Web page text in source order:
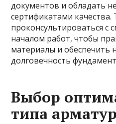
документов и обладать
сертификатами
проконсультироваться с
началом работ, чтобы
материалы и обеспечить
долговечность
Выбор
типа